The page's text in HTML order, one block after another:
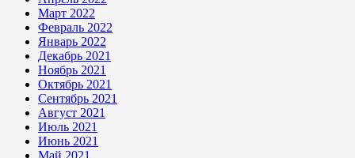
Март 2022
Февраль 2022
Январь 2022
Декабрь 2021
Ноябрь 2021
Октябрь 2021
Сентябрь 2021
Август 2021
Июль 2021
Июнь 2021
Май 2021